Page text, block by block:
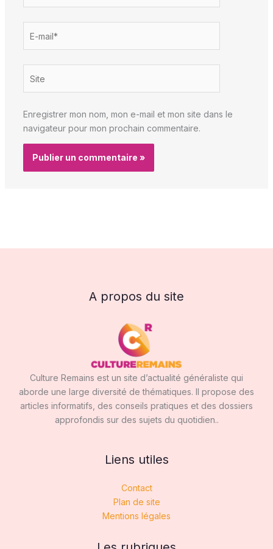
mail*
Enregistrer mon nom, mon e-mail et mon site dans le
navigateur pour mon prochain commentaire.
A propos du site
Culture Remains est un site d’actualité généraliste qui
aborde une large diversité de thématiques. Il propose des
articles informatifs, des conseils pratiques et des dossiers
approfondis sur des sujets du quotidien..
Liens utiles
Contact
Plan de site
Mentions légales